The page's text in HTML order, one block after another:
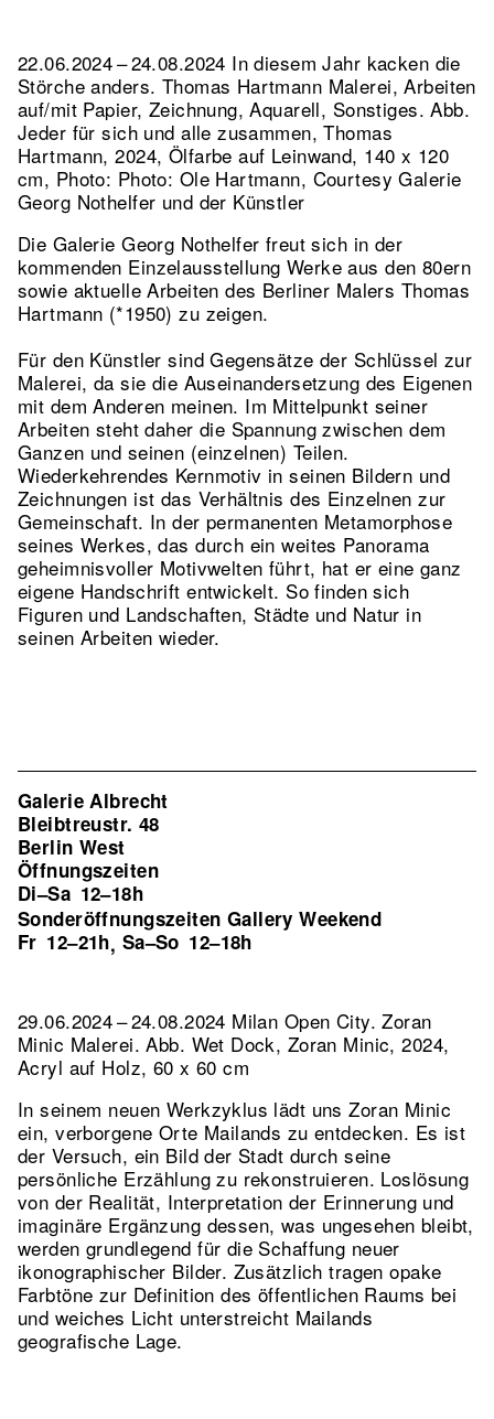
22.06.2024 – 24.08.2024 In diesem Jahr kacken die
Störche anders. Thomas Hartmann Malerei, Arbeiten
auf/mit Papier, Zeichnung, Aquarell, Sonstiges.Abb.
Jeder für sich und alle zusammen, Thomas
Hartmann, 2024, Ölfarbe auf Leinwand, 140 x 120
cm, Photo: Photo: Ole Hartmann, Courtesy Galerie
Georg Nothelfer und der Künstler
Die Galerie Georg Nothelfer freut sich in der
kommenden Einzelausstellung Werke aus den 80ern
sowie aktuelle Arbeiten des Berliner Malers Thomas
Hartmann (*1950) zu zeigen.
Für den Künstler sind Gegensätze der Schlüssel zur
Malerei, da sie die Auseinandersetzung des Eigenen
mit dem Anderen meinen. Im Mittelpunkt seiner
Arbeiten steht daher die Spannung zwischen dem
Ganzen und seinen (einzelnen) Teilen.
Wiederkehrendes Kernmotiv in seinen Bildern und
Zeichnungen ist das Verhältnis des Einzelnen zur
Gemeinschaft. In der permanenten Metamorphose
seines Werkes, das durch ein weites Panorama
geheimnisvoller Motivwelten führt, hat er eine ganz
eigene Handschrift entwickelt. So finden sich
Figuren und Landschaften, Städte und Natur in
seinen Arbeiten wieder.
Galerie Albrecht
Bleibtreustr. 48
Berlin West
Öffnungszeiten
Di–Sa 12–18h
Sonderöffnungszeiten Gallery Weekend
Fr 12–21h, Sa–So 12–18h
29.06.2024 – 24.08.2024 Milan Open City. Zoran
Minic Malerei.Abb. Wet Dock, Zoran Minic, 2024,
Acryl auf Holz, 60 x 60 cm
In seinem neuen Werkzyklus lädt uns Zoran Minic
ein, verborgene Orte Mailands zu entdecken. Es ist
der Versuch, ein Bild der Stadt durch seine
persönliche Erzählung zu rekonstruieren. Loslösung
von der Realität, Interpretation der Erinnerung und
imaginäre Ergänzung dessen, was ungesehen bleibt,
werden grundlegend für die Schaffung neuer
ikonographischer Bilder. Zusätzlich tragen opake
Farbtöne zur Definition des öffentlichen Raums bei
und weiches Licht unterstreicht Mailands
geografische Lage.